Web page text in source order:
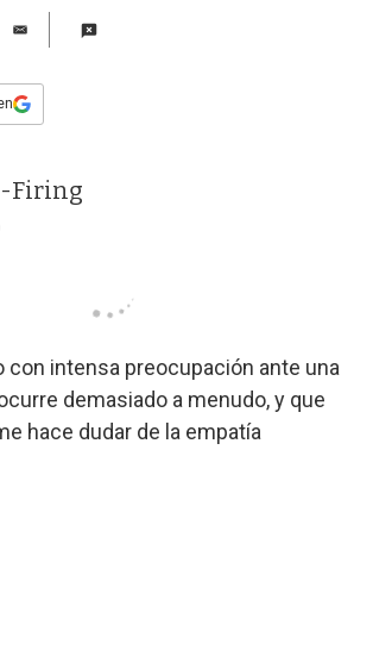
E
i
l
Firing
con intensa preocupación ante una
demasiado a menudo, y que
hace dudar de la empatía